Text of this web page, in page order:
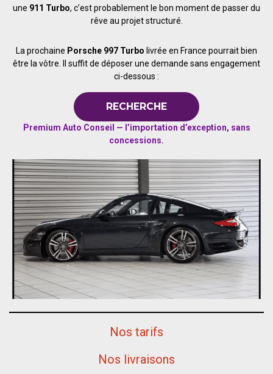
une 911 Turbo, c’est probablement le bon moment de passer du
rêve au projet structuré.
La prochaine Porsche 997 Turbo livrée en France pourrait bien
être la vôtre. Il suffit de déposer une demande sans engagement
ci-dessous :
RECHERCHE
Premium Auto Conseil — l’importation d’exception, sans
concessions.
Nos tarifs
Nos livraisons